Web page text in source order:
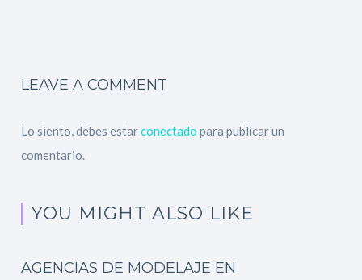
LEAVE A COMMENT
Lo siento, debes estarconectado para publicar un
comentario.
YOU MIGHT ALSO LIKE
AGENCIAS DE MODELAJE EN